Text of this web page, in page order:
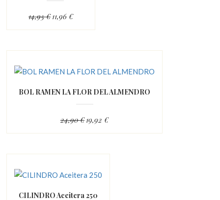
14,95 € 11,96 €
BOL RAMEN LA FLOR DEL ALMENDRO
24,90 € 19,92 €
CILINDRO Aceitera 250